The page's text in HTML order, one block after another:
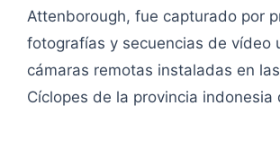
Attenborough, fue capturado por
fotografías y secuencias de vídeo
cámaras remotas instaladas en
Cíclopes de la provincia indonesia